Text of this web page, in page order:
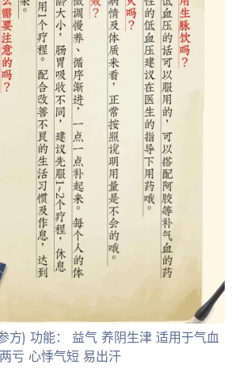
方) 功能： 益气 养阴生津 适用于气血
两亏 心悸气短 易出汗